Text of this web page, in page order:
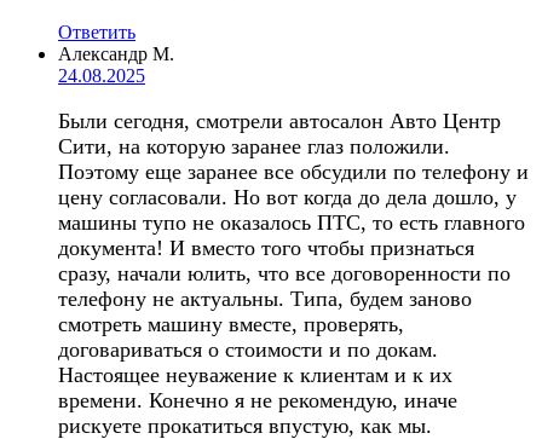
Ответить
Александр М.
24.08.2025
Были сегодня, смотрели автосалон Авто Центр
Сити, на которую заранее глаз положили.
Поэтому еще заранее все обсудили по телефону и
цену согласовали. Но вот когда до дела дошло, у
машины тупо не оказалось ПТС, то есть главного
документа! И вместо того чтобы признаться
сразу, начали юлить, что все договоренности по
телефону не актуальны. Типа, будем заново
смотреть машину вместе, проверять,
договариваться о стоимости и по докам.
Настоящее неуважение к клиентам и к их
времени. Конечно я не рекомендую, иначе
рискуете прокатиться впустую, как мы.